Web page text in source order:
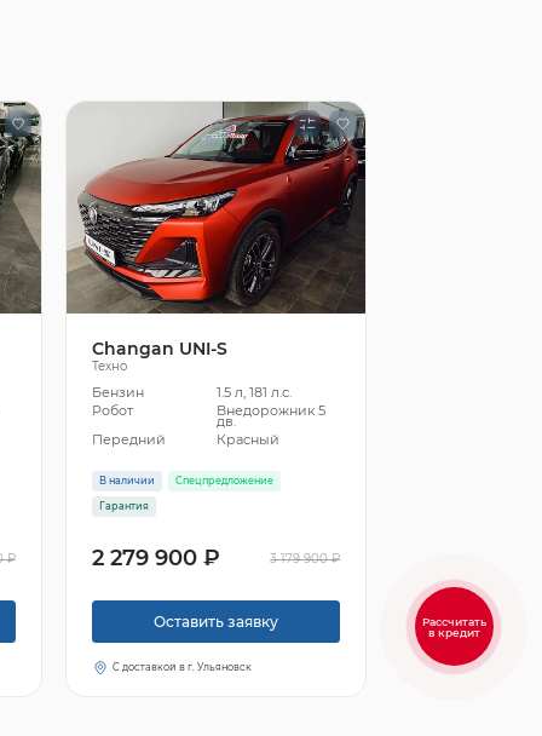
₽
Changan UNI-S
Техно
Бензин
1.5 л, 181 л.с.
Робот
Внедорожник 5
дв.
Передний
Красный
В наличии Спецпредложение
Гарантия
2 279 900 ₽ 3 179 900 ₽
Оставить заявку
С доставкой в г. Ульяновск
Рассчитать
в кредит